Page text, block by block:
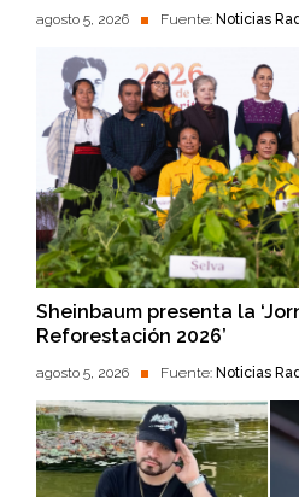
agosto 5, 2026 Fuente: Noticias
Sheinbaum presenta la
Reforestación 2026’
agosto 5, 2026 Fuente: Noticias